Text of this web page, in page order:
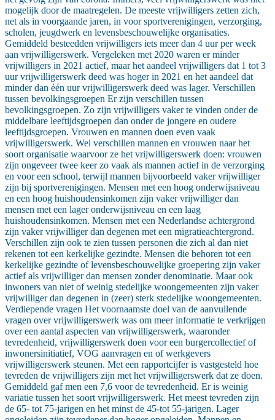
mogelijk door de maatregelen. De meeste vrijwilligers zetten zich,
net als in voorgaande jaren, in voor sportverenigingen, verzorging,
scholen, jeugdwerk en levensbeschouwelijke organisaties.
Gemiddeld besteedden vrijwilligers iets meer dan 4 uur per week
aan vrijwilligerswerk. Vergeleken met 2020 waren er minder
vrijwilligers in 2021 actief, maar het aandeel vrijwilligers dat 1 tot 3
uur vrijwilligerswerk deed was hoger in 2021 en het aandeel dat
minder dan één uur vrijwilligerswerk deed was lager. Verschillen
tussen bevolkingsgroepen Er zijn verschillen tussen
bevolkingsgroepen. Zo zijn vrijwilligers vaker te vinden onder de
middelbare leeftijdsgroepen dan onder de jongere en oudere
leeftijdsgroepen. Vrouwen en mannen doen even vaak
vrijwilligerswerk. Wel verschillen mannen en vrouwen naar het
soort organisatie waarvoor ze het vrijwilligerswerk doen: vrouwen
zijn ongeveer twee keer zo vaak als mannen actief in de verzorging
en voor een school, terwijl mannen bijvoorbeeld vaker vrijwilliger
zijn bij sportverenigingen. Mensen met een hoog onderwijsniveau
en een hoog huishoudensinkomen zijn vaker vrijwilliger dan
mensen met een lager onderwijsniveau en een laag
huishoudensinkomen. Mensen met een Nederlandse achtergrond
zijn vaker vrijwilliger dan degenen met een migratieachtergrond.
Verschillen zijn ook te zien tussen personen die zich al dan niet
rekenen tot een kerkelijke gezindte. Mensen die behoren tot een
kerkelijke gezindte of levensbeschouwelijke groepering zijn vaker
actief als vrijwilliger dan mensen zonder denominatie. Maar ook
inwoners van niet of weinig stedelijke woongemeenten zijn vaker
vrijwilliger dan degenen in (zeer) sterk stedelijke woongemeenten.
Verdiepende vragen Het voornaamste doel van de aanvullende
vragen over vrijwilligerswerk was om meer informatie te verkrijgen
over een aantal aspecten van vrijwilligerswerk, waaronder
tevredenheid, vrijwilligerswerk doen voor een burgercollectief of
inwonersinitiatief, VOG aanvragen en of werkgevers
vrijwilligerswerk steunen. Met een rapportcijfer is vastgesteld hoe
tevreden de vrijwilligers zijn met het vrijwilligerswerk dat ze doen.
Gemiddeld gaf men een 7,6 voor de tevredenheid. Er is weinig
variatie tussen het soort vrijwilligerswerk. Het meest tevreden zijn
de 65- tot 75-jarigen en het minst de 45-tot 55-jarigen. Lager